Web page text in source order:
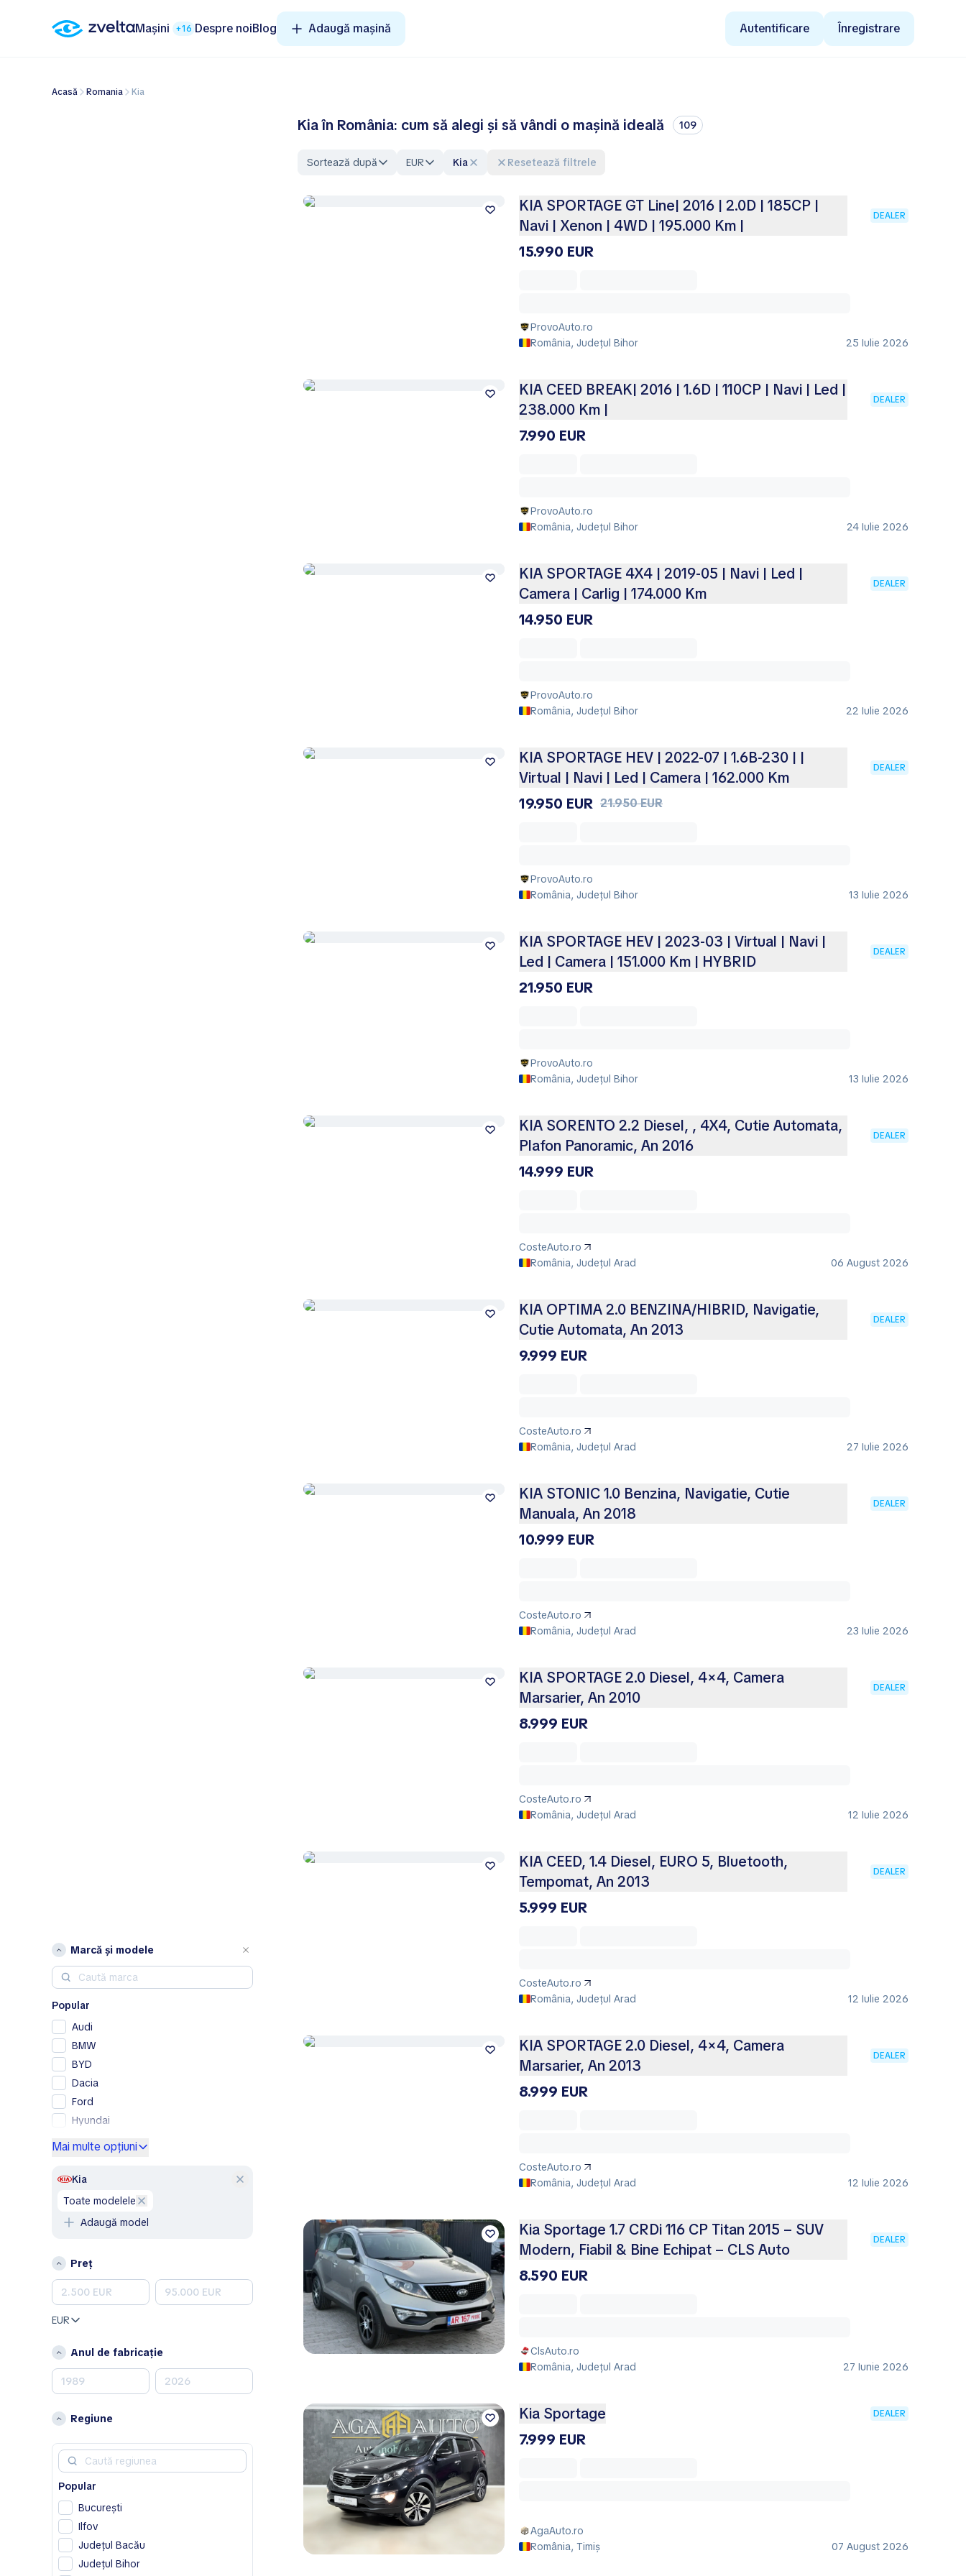
Mașini +16 Despre noiBlog Adaugă mașină Autentificare Înregistrare
Acasă Romania Kia
Kia în România: cum să alegi și să vândi o mașină ideală 109
Sortează după EUR Kia Resetează filtrele
KIA SPORTAGE GT Line| 2016 | 2.0D | 185CP |
Navi | Xenon | 4WD | 195.000 Km |
DEALER
15.990 EUR
ProvoAuto.ro
România, Județul Bihor
25 Iulie 2026
KIA CEED BREAK| 2016 | 1.6D | 110CP | Navi | Led |
238.000 Km |
DEALER
7.990 EUR
ProvoAuto.ro
România, Județul Bihor
24 Iulie 2026
KIA SPORTAGE 4X4 | 2019-05 | Navi | Led |
Camera | Carlig | 174.000 Km
DEALER
14.950 EUR
ProvoAuto.ro
România, Județul Bihor
22 Iulie 2026
KIA SPORTAGE HEV | 2022-07 | 1.6B-230 | |
Virtual | Navi | Led | Camera | 162.000 Km
DEALER
19.950 EUR 21.950 EUR
ProvoAuto.ro
România, Județul Bihor
13 Iulie 2026
KIA SPORTAGE HEV | 2023-03 | Virtual | Navi |
Led | Camera | 151.000 Km | HYBRID
DEALER
21.950 EUR
ProvoAuto.ro
România, Județul Bihor
13 Iulie 2026
KIA SORENTO 2.2 Diesel, , 4X4, Cutie Automata,
Plafon Panoramic, An 2016
DEALER
14.999 EUR
CosteAuto.ro
România, Județul Arad
06 August 2026
KIA OPTIMA 2.0 BENZINA/HIBRID, Navigatie,
Cutie Automata, An 2013
DEALER
9.999 EUR
CosteAuto.ro
România, Județul Arad
27 Iulie 2026
KIA STONIC 1.0 Benzina, Navigatie, Cutie
Manuala, An 2018
DEALER
10.999 EUR
CosteAuto.ro
România, Județul Arad
23 Iulie 2026
KIA SPORTAGE 2.0 Diesel, 4×4, Camera
Marsarier, An 2010
DEALER
8.999 EUR
CosteAuto.ro
România, Județul Arad
12 Iulie 2026
KIA CEED, 1.4 Diesel, EURO 5, Bluetooth,
Tempomat, An 2013
DEALER
5.999 EUR
CosteAuto.ro
România, Județul Arad
12 Iulie 2026
KIA SPORTAGE 2.0 Diesel, 4×4, Camera
Marsarier, An 2013
DEALER
8.999 EUR
CosteAuto.ro
România, Județul Arad
12 Iulie 2026
Kia Sportage 1.7 CRDi 116 CP Titan 2015 – SUV
Modern, Fiabil & Bine Echipat – CLS Auto
DEALER
8.590 EUR
ClsAuto.ro
România, Județul Arad
27 Iunie 2026
Kia Sportage DEALER
7.999 EUR
AgaAuto.ro
România, Timiș
07 August 2026